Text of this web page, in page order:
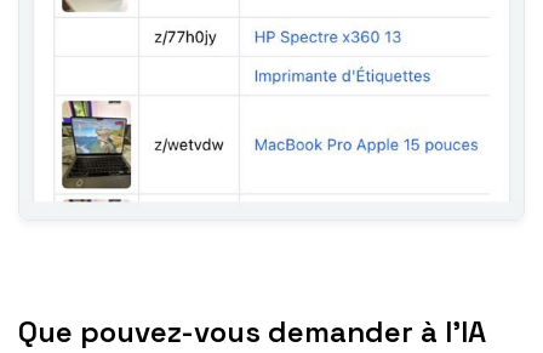
Que pouvez-vous demander à l'IA